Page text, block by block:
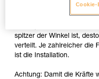
dass diese ebenfalls
Techniken, um die
spitzer der Winkel ist,
verteilt. Je zahlreicher die
ist die Installation.
Achtung: Damit die Kräfte
Cookie-